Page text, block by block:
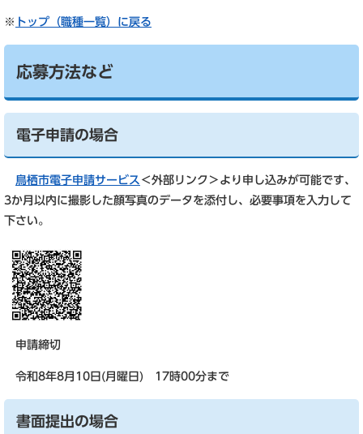
※ トップ（職種一覧）に戻る
応募方法など
電子申請の場合
鳥栖市電子申請サービス ＜外部リンク＞ より申し込みが可能です、
3か月以内に撮影した顔写真のデータを添付し、必要事項を入力して
下さい。
申請締切
令和8年8月10日(月曜日) 17時00分まで
書面提出の場合